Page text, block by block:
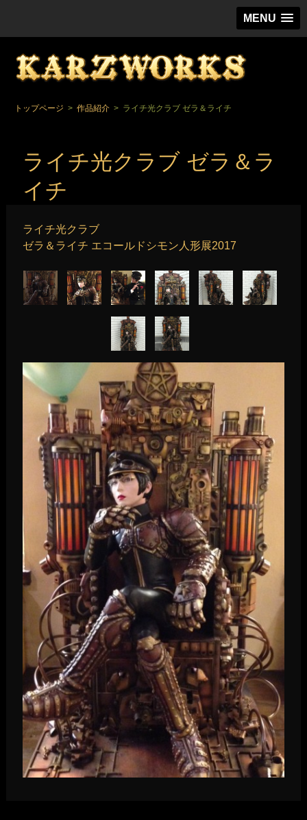
MENU
スチ
トップページ > 作品紹介 > ライチ光クラブ ゼラ＆ライチ
ライチ光クラブ ゼラ＆ラ
イチ
ライチ光クラブ
ゼラ＆ライチ エコールドシモン人形展2017